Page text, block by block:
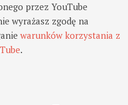
przez YouTube
wyrażasz zgodę na
warunków korzystania z
.